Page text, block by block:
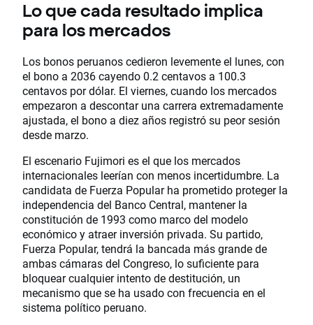
Lo que cada resultado implica
para los mercados
Los bonos peruanos cedieron levemente el lunes, con
el bono a 2036 cayendo 0.2 centavos a 100.3
centavos por dólar. El viernes, cuando los mercados
empezaron a descontar una carrera extremadamente
ajustada, el bono a diez años registró su peor sesión
desde marzo.
El escenario Fujimori es el que los mercados
internacionales leerían con menos incertidumbre. La
candidata de Fuerza Popular ha prometido proteger la
independencia del Banco Central, mantener la
constitución de 1993 como marco del modelo
económico y atraer inversión privada. Su partido,
Fuerza Popular, tendrá la bancada más grande de
ambas cámaras del Congreso, lo suficiente para
bloquear cualquier intento de destitución, un
mecanismo que se ha usado con frecuencia en el
sistema político peruano.